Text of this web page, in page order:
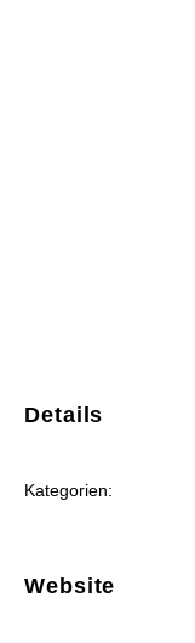
Details
Kategorien:
Website